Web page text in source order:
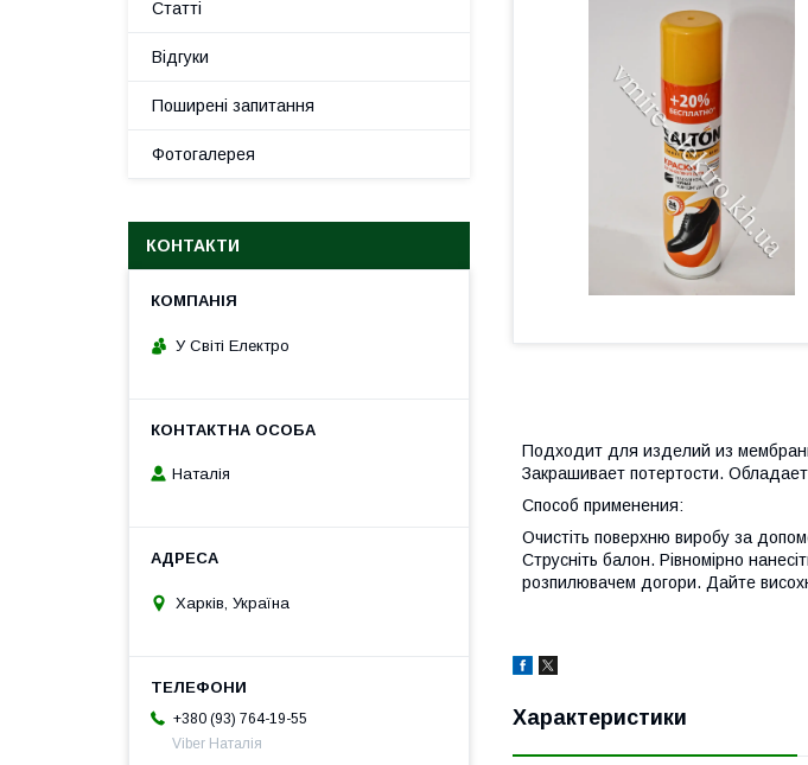
Подходит для изделий из
Закрашивает потертости.
Способ применения:
Очистіть поверхню виробу за
Струсніть балон. Рівномірно
розпилювачем догори. Дайте
Характеристики
Статті
Відгуки
Поширені запитання
Фотогалерея
КОНТАКТИ
У Світі Електро
Наталія
Харків, Україна
+380 (93) 764-19-55
Viber Наталія